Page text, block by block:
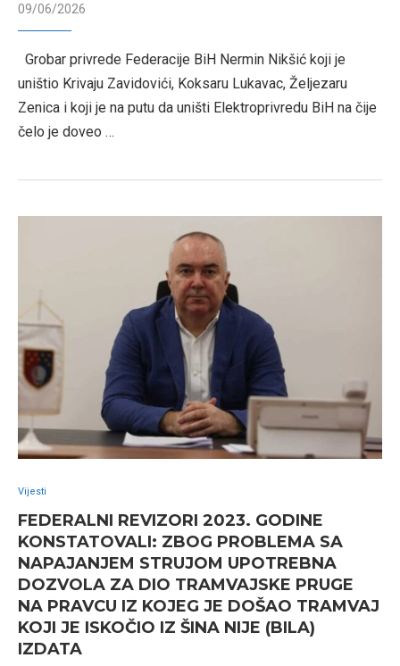
09/06/2026
Grobar privrede Federacije BiH Nermin Nikšić koji je
uništio Krivaju Zavidovići, Koksaru Lukavac, Željezaru
Zenica i koji je na putu da uništi Elektroprivredu BiH na čije
čelo je doveo …
Vijesti
FEDERALNI REVIZORI 2023. GODINE
KONSTATOVALI: ZBOG PROBLEMA SA
NAPAJANJEM STRUJOM UPOTREBNA
DOZVOLA ZA DIO TRAMVAJSKE PRUGE
NA PRAVCU IZ KOJEG JE DOŠAO TRAMVAJ
KOJI JE ISKOČIO IZ ŠINA NIJE (BILA)
IZDATA